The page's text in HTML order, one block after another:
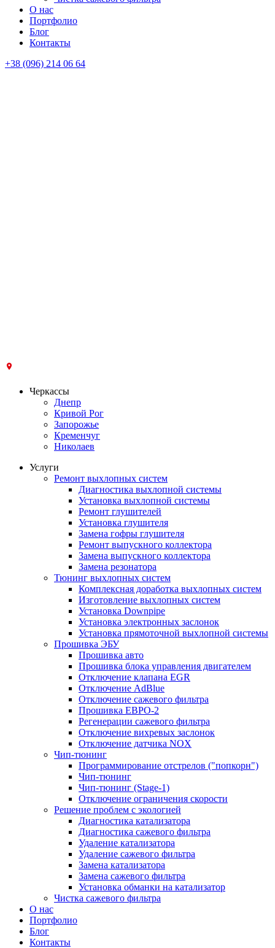
О нас
Портфолио
Блог
Контакты
+38 (096) 214 06 64
Черкассы
Днепр
Кривой Рог
Запорожье
Кременчуг
Николаев
Услуги
Ремонт выхлопных систем
Диагностика выхлопной системы
Установка выхлопной системы
Ремонт глушителей
Установка глушителя
Замена гофры глушителя
Ремонт выпускного коллектора
Замена выпускного коллектора
Замена резонатора
Тюнинг выхлопных систем
Комплексная доработка выхлопных систем
Изготовление выхлопных систем
Установка Downpipe
Установка электронных заслонок
Установка прямоточной выхлопной системы
Прошивка ЭБУ
Прошивка авто
Прошивка блока управления двигателем
Отключение клапана EGR
Отключение AdBlue
Отключение сажевого фильтра
Прошивка ЕВРО-2
Регенерации сажевого фильтра
Отключение вихревых заслонок
Отключение датчика NOX
Чип-тюнинг
Программирование отстрелов ("попкорн")
Чип-тюнинг
Чип-тюнинг (Stage-1)
Отключение ограничения скорости
Решение проблем с экологией
Диагностика катализатора
Диагностика сажевого фильтра
Удаление катализатора
Удаление сажевого фильтра
Замена катализатора
Замена сажевого фильтра
Установка обманки на катализатор
Чистка сажевого фильтра
О нас
Портфолио
Блог
Контакты